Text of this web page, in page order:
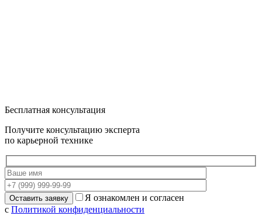
Бесплатная консультация
Получите консультацию эксперта
по карьерной технике
Я ознакомлен и согласен
с Политикой конфиденциальности